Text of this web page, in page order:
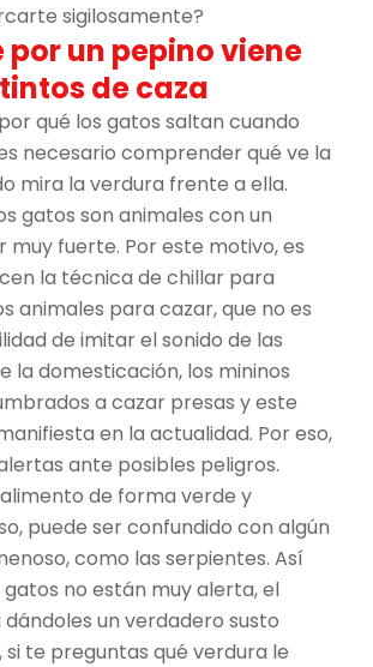
sigilosamente?
por un pepino viene
de caza
qué los gatos saltan cuando
necesario comprender qué ve la
mira la verdura frente a ella.
gatos son animales con un
muy fuerte. Por este motivo, es
la técnica de chillar para
animales para cazar, que no es
de imitar el sonido de las
la domesticación, los mininos
a cazar presas y este
en la actualidad. Por eso,
ante posibles peligros.
de forma verde y
puede ser confundido con algún
como las serpientes. Así
gatos no están muy alerta, el
un verdadero susto
si te preguntas qué verdura le